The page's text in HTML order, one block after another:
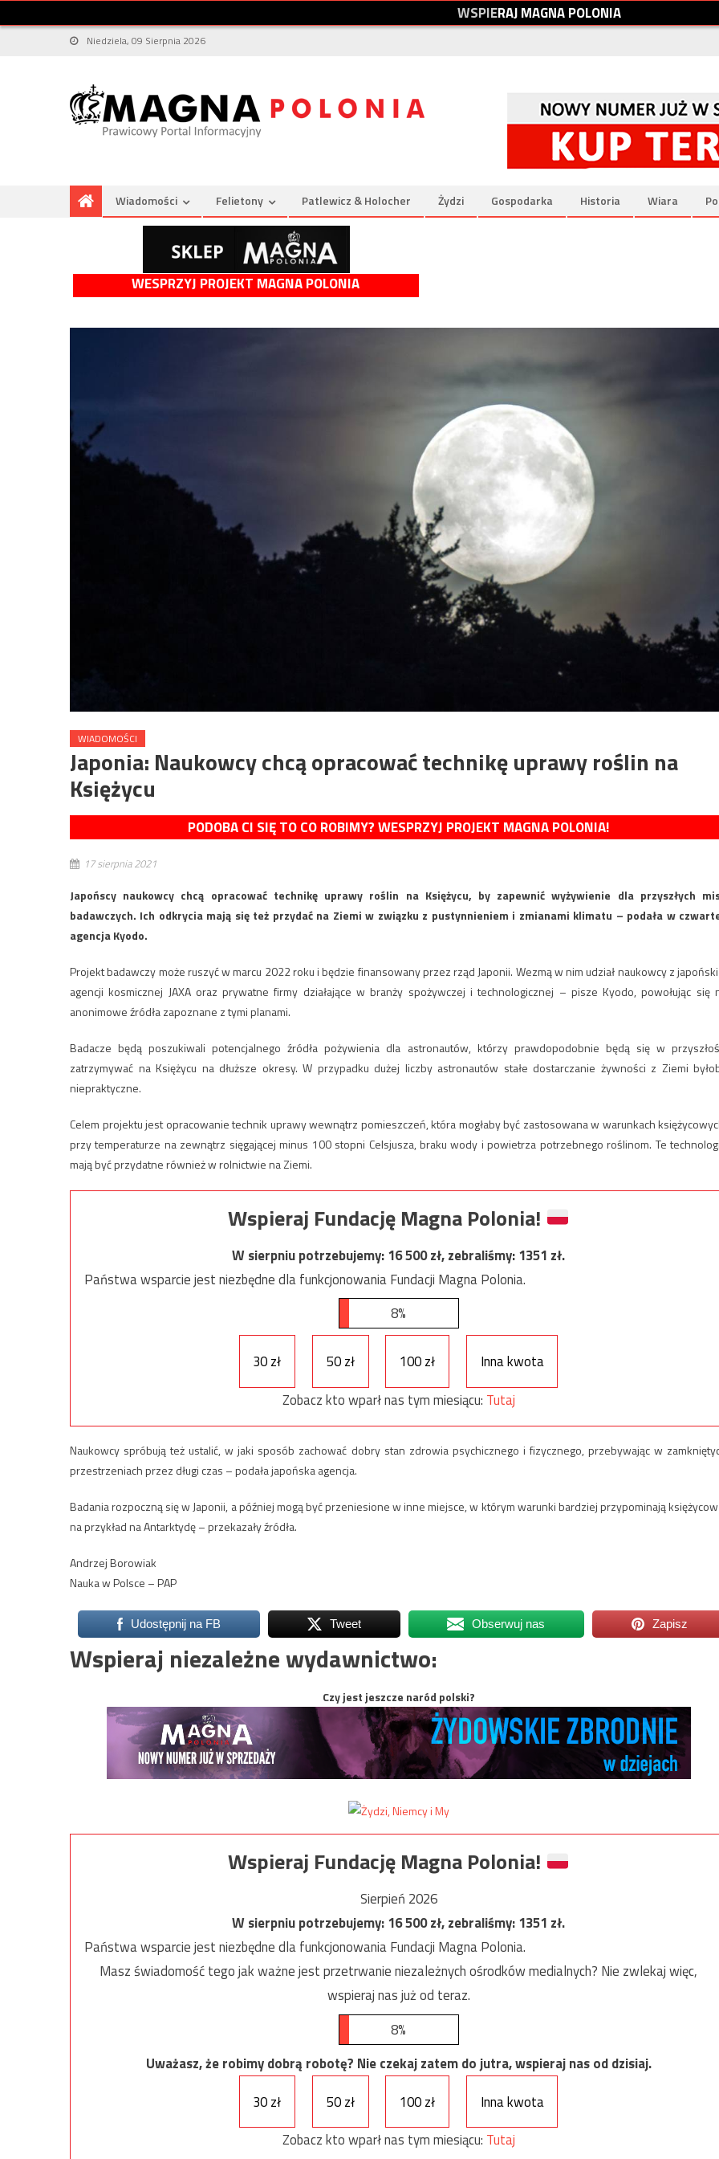
WSPIERAJMAGNAPOLONIA
Niedziela, 09 Sierpnia 2026
Wiadomości Felietony Patlewicz & Holocher Żydzi Gospodarka Historia Wiara
WESPRZYJ PROJEKT MAGNA POLONIA
WIADOMOŚCI
Japonia: Naukowcy chcą opracować technikę uprawy roślin na
Księżycu
PODOBA CI SIĘ TO CO ROBIMY? WESPRZYJ PROJEKT MAGNA POLONIA!
17 sierpnia 2021
Japońscy naukowcy chcą opracować technikę uprawy roślin na Księżycu, by zapewnić wyżywienie dla przyszłych
badawczych. Ich odkrycia mają się też przydać na Ziemi w związku z pustynnieniem i zmianami klimatu – podała w
agencja Kyodo.
Projekt badawczy może ruszyć w marcu 2022 roku i będzie finansowany przez rząd Japonii. Wezmą w nim udział naukowcy z
agencji kosmicznej JAXA oraz prywatne firmy działające w branży spożywczej i technologicznej – pisze Kyodo, powołując się
anonimowe źródła zapoznane z tymi planami.
Badacze będą poszukiwali potencjalnego źródła pożywienia dla astronautów, którzy prawdopodobnie będą się w
zatrzymywać na Księżycu na dłuższe okresy. W przypadku dużej liczby astronautów stałe dostarczanie żywności z Ziemi
niepraktyczne.
Celem projektu jest opracowanie technik uprawy wewnątrz pomieszczeń, która mogłaby być zastosowana w warunkach
przy temperaturze na zewnątrz sięgającej minus 100 stopni Celsjusza, braku wody i powietrza potrzebnego roślinom. Te
mają być przydatne również w rolnictwie na Ziemi.
Wspieraj Fundację Magna Polonia!
W sierpniu potrzebujemy:16 500zł, zebraliśmy:1351 zł.
Państwa wsparcie jest niezbędne dla funkcjonowania Fundacji Magna Polonia.
8%
30 zł 50 zł 100 zł
Inna kwota
Zobacz kto wparł nas tym miesiącu: Tutaj
Naukowcy spróbują też ustalić, w jaki sposób zachować dobry stan zdrowia psychicznego i fizycznego, przebywając w
przestrzeniach przez długi czas – podała japońska agencja.
Badania rozpoczną się w Japonii, a później mogą być przeniesione w inne miejsce, w którym warunki bardziej przypominają
na przykład na Antarktydę – przekazały źródła.
Andrzej Borowiak
Nauka w Polsce – PAP
Udostępnij na FB Tweet Obserwuj nas Zapisz
Wspieraj niezależne wydawnictwo:
Czy jest jeszcze naród polski?
Wspieraj Fundację Magna Polonia!
Sierpień 2026
W sierpniu potrzebujemy:16 500zł, zebraliśmy:1351 zł.
Państwa wsparcie jest niezbędne dla funkcjonowania Fundacji Magna Polonia.
Masz świadomość tego jak ważne jest przetrwanie niezależnych ośrodków medialnych? Nie zwlekaj więc,
wspieraj nas już od teraz.
8%
Uważasz, że robimy dobrą robotę? Nie czekaj zatem do jutra, wspieraj nas od dzisiaj.
30 zł
50 zł 100 zł
Inna kwota
Zobacz kto wparł nas tym miesiącu: Tutaj